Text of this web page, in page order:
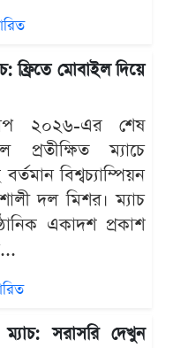
ফ্রিতে মোবাইল দিয়ে
২০২৬-এর শেষ
ম্যাচে
বিশ্বচ্যাম্পিয়ন
দল মিশর। ম্যাচ
একাদশ প্রকাশ
সরাসরি দেখুন